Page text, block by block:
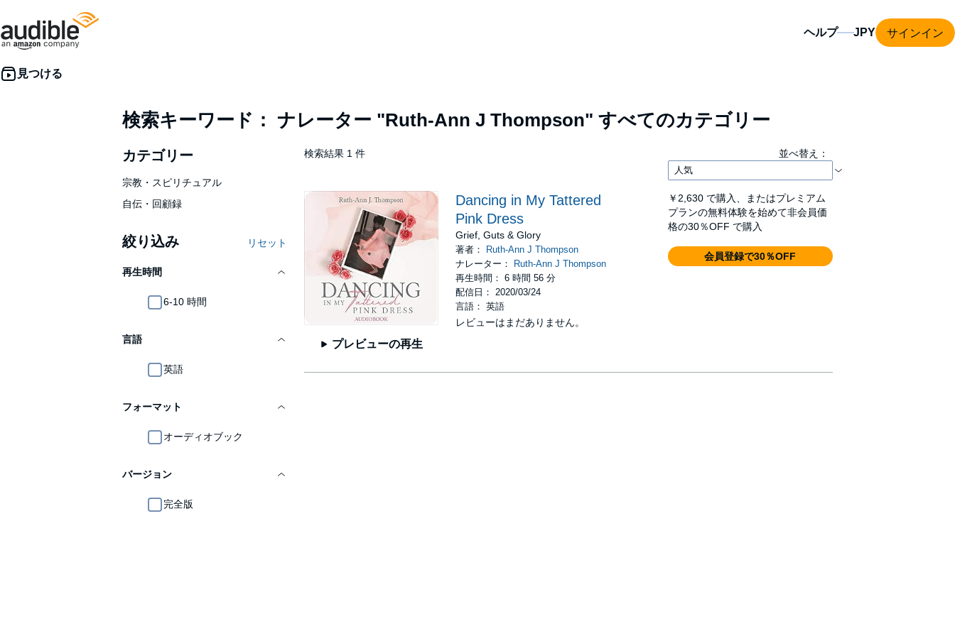
ヘルプ サインイン
検索キーワード： ナレーター "Ruth-Ann J Thompson" すべてのカテゴリー
カテゴリー
宗教・スピリチュアル
自伝・回顧録
絞り込み リセット
再生時間
6-10 時間
言語
英語
フォーマット
オーディオブック
バージョン
完全版
検索結果 1 件 並べ替え：
プレビューの再生
Dancing in My Tattered
Pink Dress
Grief, Guts & Glory
著者：
Ruth-Ann J Thompson
ナレーター：
Ruth-Ann J Thompson
再生時間： 6 時間 56 分
配信日： 2020/03/24
言語： 英語
レビューはまだありません。
￥2,630 で購入、またはプレミアム
プランの無料体験を始めて非会員価
格の30％OFF で購入
会員登録で30％OFF